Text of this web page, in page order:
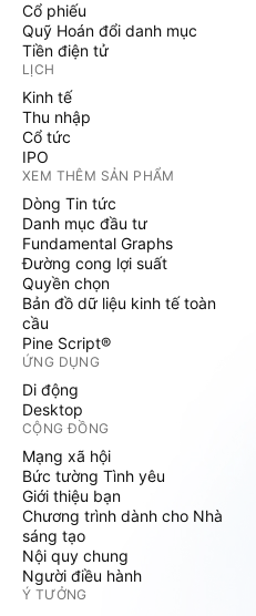
Cổ phiếu
Quỹ Hoán đổi danh mục
Tiền điện tử
LỊCH
Kinh tế
Thu nhập
Cổ tức
IPO
XEM THÊM SẢN PHẨM
Dòng Tin tức
Danh mục đầu tư
Fundamental Graphs
Đường cong lợi suất
Quyền chọn
Bản đồ dữ liệu kinh tế toàn
cầu
Pine Script®
ỨNG DỤNG
Di động
Desktop
CỘNG ĐỒNG
Mạng xã hội
Bức tường Tình yêu
Giới thiệu bạn
Chương trình dành cho Nhà
sáng tạo
Nội quy chung
Người điều hành
Ý TƯỞNG